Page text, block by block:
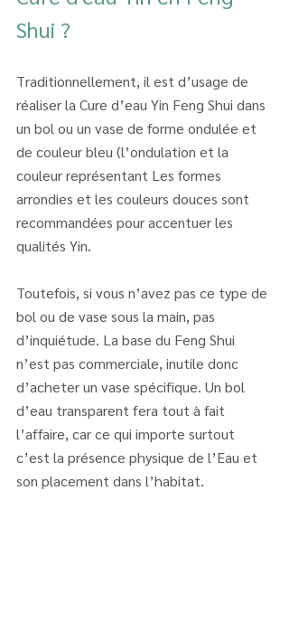
Shui ?
Traditionnellement, il est d’usage de
réaliser la Cure d’eau Yin Feng Shui dans
un bol ou un vase de forme ondulée et
de couleur bleu (l’ondulation et la
couleur représentant Les formes
arrondies et les couleurs douces sont
recommandées pour accentuer les
qualités Yin.
Toutefois, si vous n’avez pas ce type de
bol ou de vase sous la main, pas
d’inquiétude. La base du Feng Shui
n’est pas commerciale, inutile donc
d’acheter un vase spécifique. Un bol
d’eau transparent fera tout à fait
l’affaire, car ce qui importe surtout
c’est la présence physique de l’Eau et
son placement dans l’habitat.